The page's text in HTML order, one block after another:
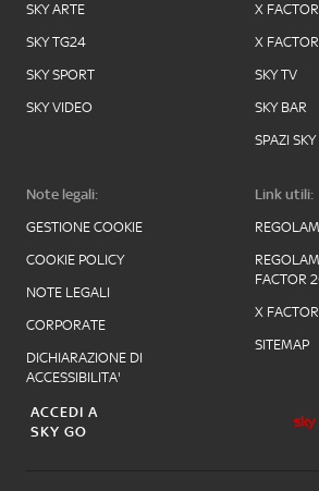
SKY ARTE
SKY TG24
SKY SPORT
SKY VIDEO
X
X
SKY TV
SKY BAR
SPAZI SKY
Note legali:
GESTIONE COOKIE
COOKIE POLICY
NOTE LEGALI
CORPORATE
DICHIARAZIONE DI
ACCESSIBILITA'
Link utili:
FACTOR
X
SITEMAP
ACCEDI A
SKY GO